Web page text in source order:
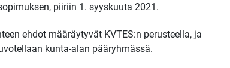
piiriin 1. syyskuuta 2021.
ehdot määräytyvät KVTES:n perusteella, ja
kunta-alan pääryhmässä.